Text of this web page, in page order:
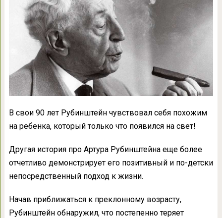
В свои 90 лет Рубинштейн чувствовал себя похожим
на ребенка, который только что появился на свет!
Другая история про Артура Рубинштейна еще более
отчетливо демонстрирует его позитивный и по-детски
непосредственный подход к жизни.
Начав приближаться к преклонному возрасту,
Рубинштейн обнаружил, что постепенно теряет